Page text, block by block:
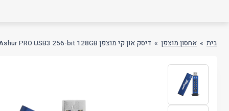
בית » אחסון מוצפן » דיסק און קי מוצפן datAshur PRO USB3 256-bit 128GB